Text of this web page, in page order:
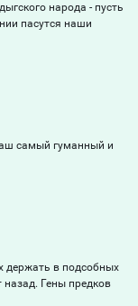
народа - пусть
пасутся наши
самый гуманный и
держать в подсобных
назад. Гены предков